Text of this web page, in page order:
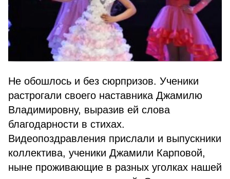
Не обошлось и без сюрпризов. Ученики
растрогали своего наставника Джамилю
Владимировну, выразив ей слова
благодарности в стихах.
Видеопоздравления прислали и выпускники
коллектива, ученики Джамили Карповой,
ныне проживающие в разных уголках нашей